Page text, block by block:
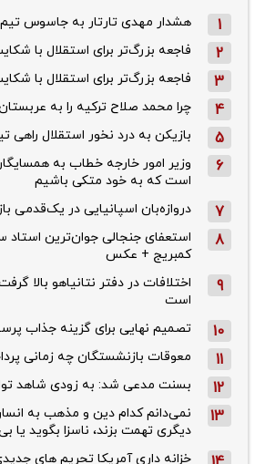
1 هشدار مهدی تارتار به جاسوس
2 فاجعه بزرگ‌تر برای استقلال با
3 فاجعه بزرگ‌تر برای استقلال با
4 چرا محمد صلاح ترکیه را به
5 بازیکن به درد نخور استقلال راهی
6
وزیر امور خارجه خطاب به
است که به خود متکی باشیم
7 دروازه‌بان اسپانیایی در یک‌قدمی
8
استعفای جنجالی جوان‌ترین استاد
کمبریج + عکس
9
اختلافات در دفتر نتانیاهو بالا
است
10 تصمیم نهایی برای گزینه جذاب
11 معوقات بازنشستگان چه زمانی
12 بسنت مدعی شد: به زودی شاهد
13
نمی‌دانم کدام دین و مذهب به
دیگری تهمت بزند، ناسزا بگوید یا
خزانه داری آمریکا تحریم های